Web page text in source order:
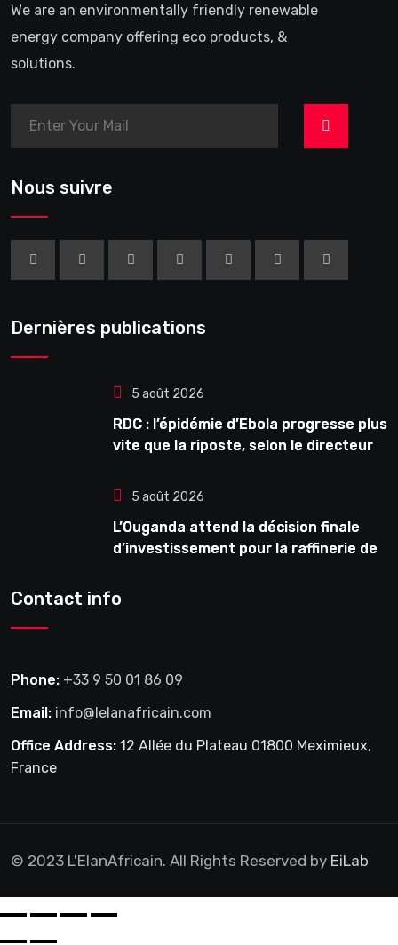
We are an environmentally friendly renewable
energy company offering eco products, &
solutions.
>
Nous suivre
Dernières publications
5 août 2026
RDC : l’épidémie d’Ebola progresse plus
vite que la riposte, selon le directeur
5 août 2026
L’Ouganda attend la décision finale
d’investissement pour la raffinerie de
Contact info
Phone: +33 9 50 01 86 09
Email: info@lelanafricain.com
Office Address: 12 Allée du Plateau 01800 Meximieux,
France
© 2023 L'ElanAfricain. All Rights Reserved by EiLab